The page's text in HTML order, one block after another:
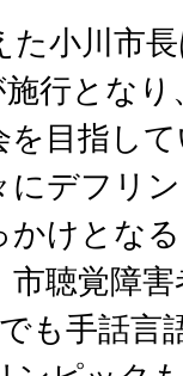
小川市
行とな
目指し
にデフリ
かけとな
聴覚障
も手話言